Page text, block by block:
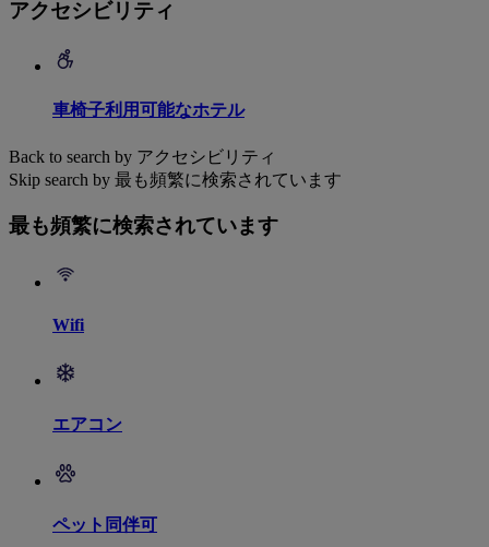
アクセシビリティ
車椅子利用可能なホテル
Back to search by アクセシビリティ
Skip search by 最も頻繁に検索されています
最も頻繁に検索されています
Wifi
エアコン
ペット同伴可